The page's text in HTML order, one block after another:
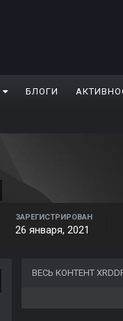
БЛОГИ
ЗАРЕГИСТРИРОВАН
26 января, 2021
ВЕСЬ КОНТЕНТ